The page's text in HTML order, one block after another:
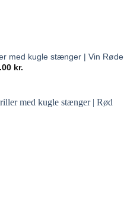
med kugle stænger | Vin Røde
kr..
kr.Den
69.00 kr..